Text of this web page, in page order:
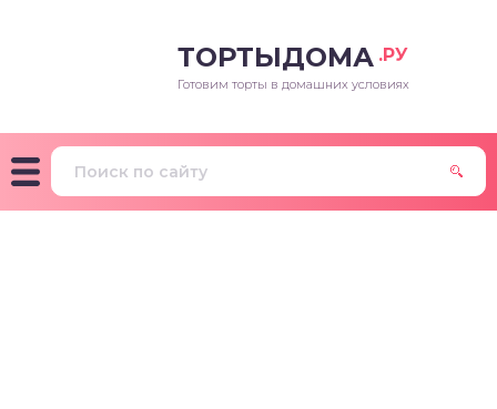
ТОРТЫДОМА .РУ
Готовим торты в домашних условиях